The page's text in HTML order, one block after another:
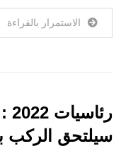
الاستمرار بالقراءة
سيلتحق الركب